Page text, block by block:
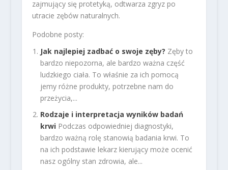
zajmujący się protetyką, odtwarza zgryz po
utracie zębów naturalnych.
Podobne posty:
Jak najlepiej zadbać o swoje zęby? Zęby to
bardzo niepozorna, ale bardzo ważna część
ludzkiego ciała. To właśnie za ich pomocą
jemy różne produkty, potrzebne nam do
przeżycia,...
Rodzaje i interpretacja wyników badań
krwi Podczas odpowiedniej diagnostyki,
bardzo ważną rolę stanowią badania krwi. To
na ich podstawie lekarz kierujący może ocenić
nasz ogólny stan zdrowia, ale...